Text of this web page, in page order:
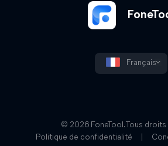
Français
© 2026 FoneTool. Tous
Politique de confidentialité